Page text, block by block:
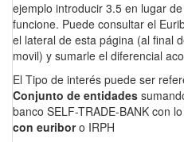
ejemplo introducir 3.5 en lugar
funcione. Puede consultar el
el lateral de esta página (al final
movil) y sumarle el diferencial
El Tipo de interés puede ser
Conjunto de entidades
banco SELF-TRADE-BANK con
con euriboro IRPH